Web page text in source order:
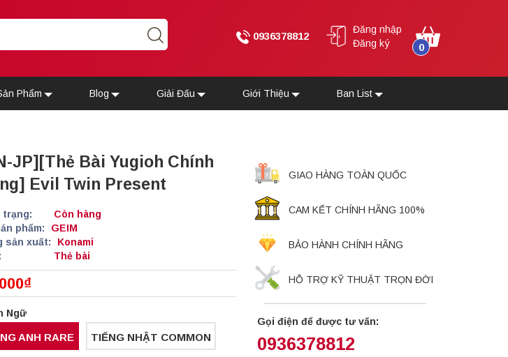
0936378812
Đăng nhập
Đăng ký
0
Phẩm Blog Giải Đấu Giới Thiệu Ban List
JP][Thẻ Bài Yugioh Chính
Evil Twin Present
trạng:
Còn hàng
phẩm:
GEIM
sản xuất:
Konami
Thẻ bài
Ngữ
ANH RARE TIẾNG NHẬT COMMON
GIAO HÀNG TOÀN QUỐC
CAM KẾT CHÍNH HÃNG 100%
BẢO HÀNH CHÍNH HÃNG
HỖ TRỢ KỸ THUẬT TRỌN ĐỜI
Gọi điện để được tư vấn:
0936378812